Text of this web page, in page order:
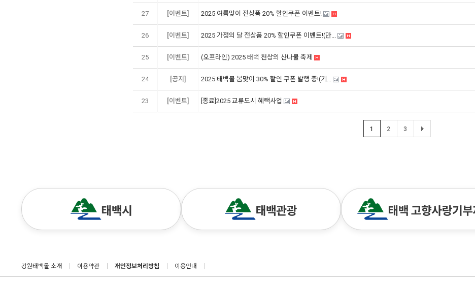
27 [이벤트] 2025 여름맞이 전상품 20% 할인쿠폰 이벤트!
26 [이벤트] 2025 가정의 달 전상품 20% 할인쿠폰 이벤트!(만...
25 [이벤트] (오프라인) 2025 태백 천상의 산나물 축제
24 [공지] 2025 태백몰 봄맞이 30% 할인 쿠폰 발행 중!(기...
23 [이벤트] [종료]2025 교류도시 혜택사업
1 2 3
강원태백몰 소개 이용약관 개인정보처리방침 이용안내